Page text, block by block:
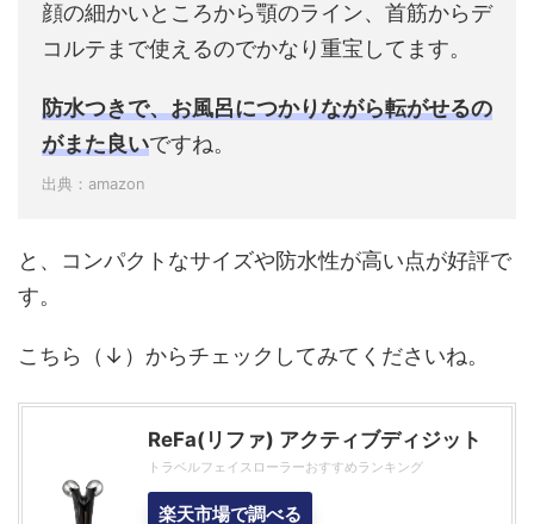
顔の細かいところから顎のライン、首筋からデ
コルテまで使えるのでかなり重宝してます。
防水つきで、お風呂につかりながら転がせるの
がまた良いですね。
出典：amazon
と、コンパクトなサイズや防水性が高い点が好評で
す。
こちら（↓）からチェックしてみてくださいね。
ReFa(リファ) アクティブディジット
トラベルフェイスローラーおすすめランキング
楽天市場で調べる